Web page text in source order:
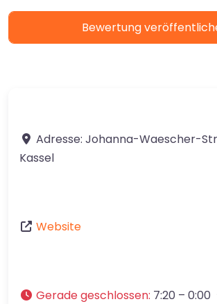
Adresse: Johanna-Waescher-
Kassel
Website
Gerade geschlossen: 7:20 – 0:00